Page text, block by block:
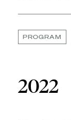
PROGRAM
2022